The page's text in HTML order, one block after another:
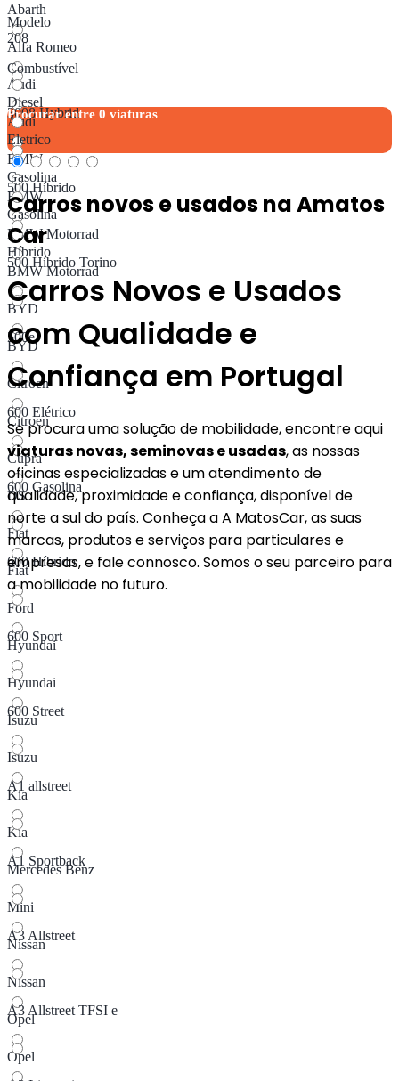
Abarth
Alfa Romeo
Audi
Audi
BMW
BMW
BMW Motorrad
BMW Motorrad
BYD
BYD
Citroen
Citroen
Cupra
DS
Fiat
Fiat
Ford
Hyundai
Hyundai
Isuzu
Isuzu
Kia
Kia
Mercedes Benz
Mini
Nissan
Nissan
Opel
Opel
Modelo
208
3008 Hybrid
500 Híbrido
500 Híbrido Torino
500e
600 Elétrico
600 Gasolina
600 Híbrido​
600 Sport
600 Street
A1 allstreet
A1 Sportback
A3 Allstreet
A3 Allstreet TFSI e
Combustível
Diesel
Eletrico
Gasolina
Gasolina
Híbrido
Procurar entre 0 viaturas
Carros novos e usados ​​na Amatos
Car
Carros Novos e Usados
com Qualidade e
Confiança em Portugal
Se procura uma solução de mobilidade, encontre aqui
viaturas novas, seminovas e usadas, as nossas
oficinas especializadas e um atendimento de
qualidade, proximidade e confiança, disponível de
norte a sul do país. Conheça a A MatosCar, as suas
marcas, produtos e serviços para particulares e
empresas, e fale connosco. Somos o seu parceiro para
a mobilidade no futuro.